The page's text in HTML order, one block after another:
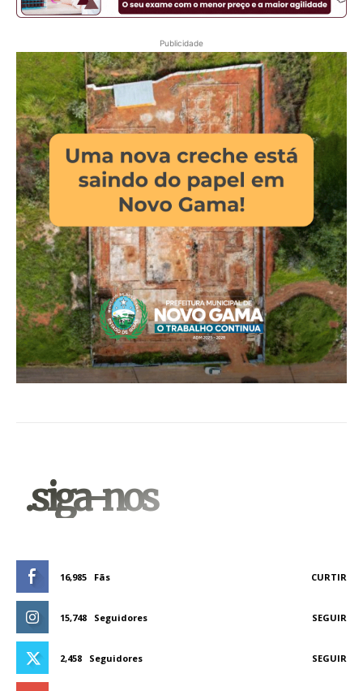
Publicidade
.siga-nos
16,985 Fãs CURTIR
15,748 Seguidores SEGUIR
2,458 Seguidores SEGUIR